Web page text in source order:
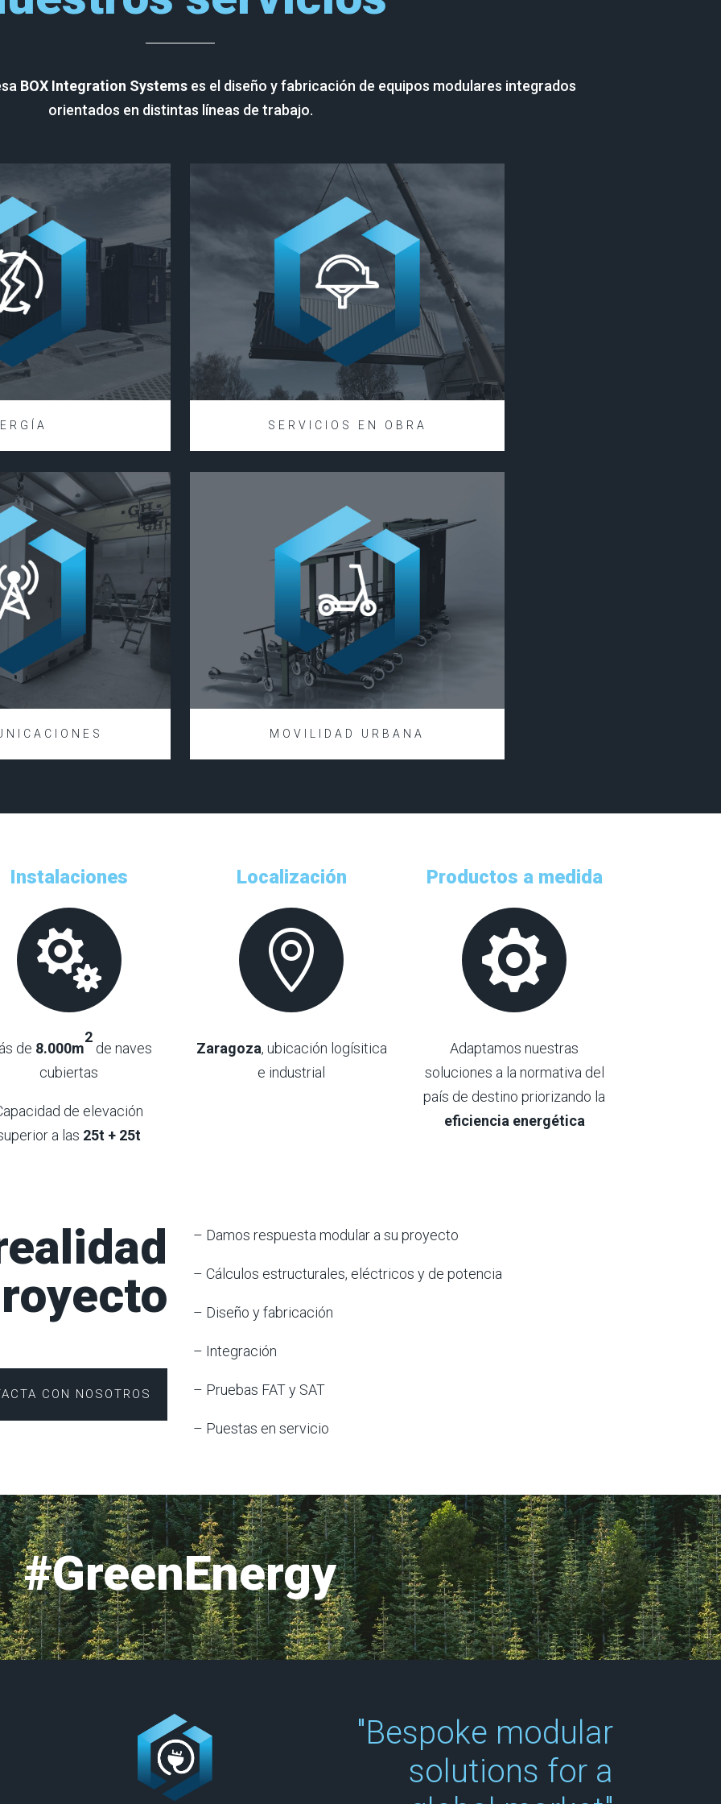
BOX Integration Systemses el diseño y fabricación de equipos modulares integrados
orientados en distintas líneas de trabajo.
SERVICIOS EN OBRA
MOVILIDAD URBANA
Instalaciones

de 8.000m
2
de naves
cubiertas
de elevación
a las 25t + 25t
Localización

Zaragoza, ubicación logísitica
e industrial
Productos a medida

Adaptamos nuestras
soluciones a la normativa del
país de destino priorizando la
eficiencia energética
CON NOSOTROS
– Damos respuesta modular a su proyecto
– Cálculos estructurales, eléctricos y depotencia
– Diseño y fabricación
– Integración
– Pruebas FAT y SAT
– Puestas en servicio
#GreenEnergy
"Bespoke modular
solutions for a